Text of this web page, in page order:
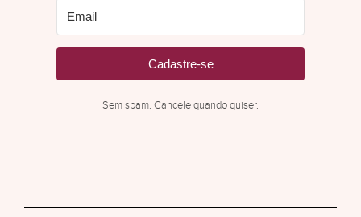
Cadastre-se
Sem spam. Cancele quando quiser.